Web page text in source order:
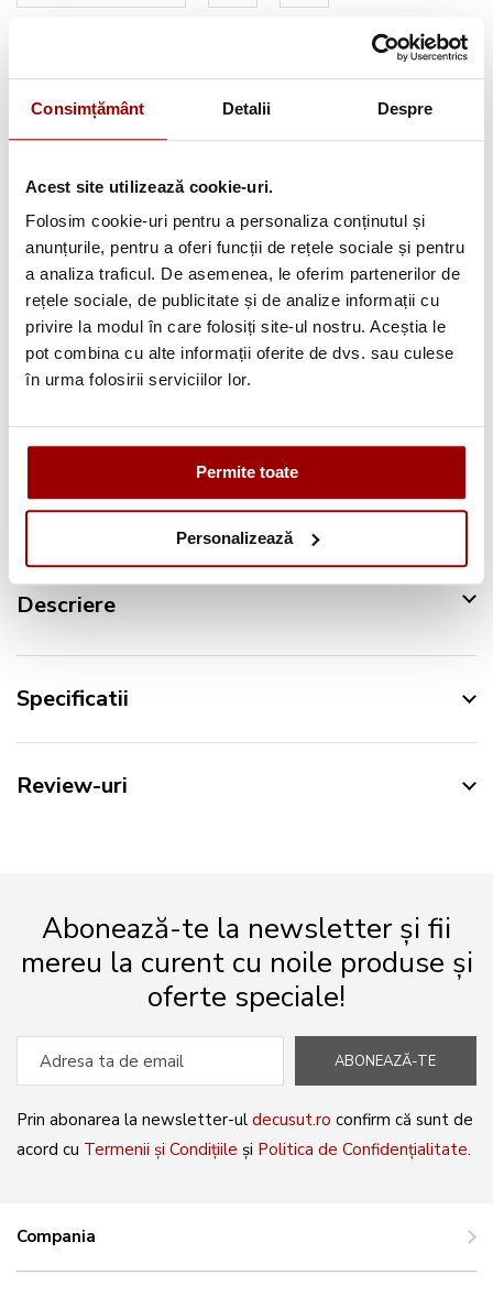
Consimțământ Detalii Despre
Acest site utilizează cookie-uri.
Folosim cookie-uri pentru a personaliza conținutul și
anunțurile, pentru a oferi funcții de rețele sociale și pentru
a analiza traficul. De asemenea, le oferim partenerilor de
rețele sociale, de publicitate și de analize informații cu
privire la modul în care folosiți site-ul nostru. Aceștia le
pot combina cu alte informații oferite de dvs. sau culese
în urma folosirii serviciilor lor.
Permite toate
Personalizează
Informatii conformitate produs
Avantajele tale:
Consultanta profesionala
Deschidere coletla livrare
Pana la12 ratefara dobanda
Retur in 14 zile
Urmareste-ne pe:
Descriere
Specificatii
Review-uri
Abonează-te la newsletter și fii
mereu la curent cu noile produse și
oferte speciale!
ABONEAZĂ-TE
Prin abonarea la newsletter-ul decusut.ro confirm că sunt de
acord cu Termenii și Condițiile și Politica de Confidențialitate.
Compania